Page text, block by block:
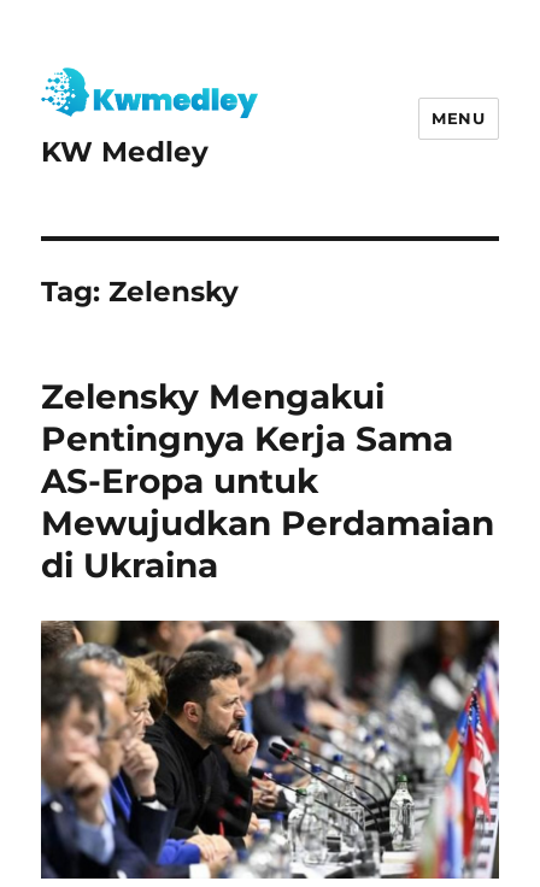
KW Medley
MENU
Tag:Zelensky
Zelensky Mengakui
Pentingnya Kerja Sama
AS-Eropa untuk
Mewujudkan Perdamaian
di Ukraina